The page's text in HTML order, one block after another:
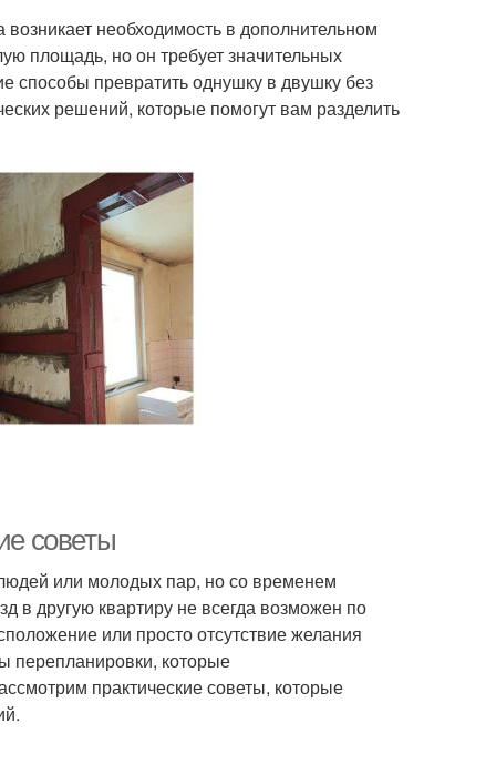
необходимость в дополнительном
площадь, но он требует значительных
способы превратить однушку в двушку без
решений, которые помогут вам разделить
советы
или молодых пар, но со временем
в другую квартиру не всегда возможен по
или просто отсутствие желания
перепланировки, которые
практические советы, которые